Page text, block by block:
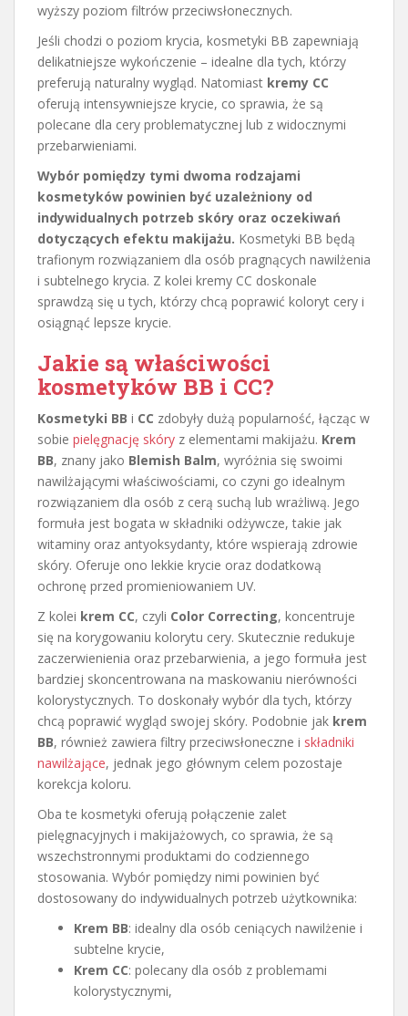
wyższy poziom filtrów przeciwsłonecznych.
Jeśli chodzi o poziom krycia, kosmetyki BB zapewniają
delikatniejsze wykończenie – idealne dla tych, którzy
preferują naturalny wygląd. Natomiast kremy CC
oferują intensywniejsze krycie, co sprawia, że są
polecane dla cery problematycznej lub z widocznymi
przebarwieniami.
Wybór pomiędzy tymi dwoma rodzajami
kosmetyków powinien być uzależniony od
indywidualnych potrzeb skóry oraz oczekiwań
dotyczących efektu makijażu. Kosmetyki BB będą
trafionym rozwiązaniem dla osób pragnących nawilżenia
i subtelnego krycia. Z kolei kremy CC doskonale
sprawdzą się u tych, którzy chcą poprawić koloryt cery i
osiągnąć lepsze krycie.
Jakie są właściwości
kosmetyków BB i CC?
Kosmetyki BB i CC zdobyły dużą popularność, łącząc w
sobie pielęgnację skóry z elementami makijażu. Krem
BB, znany jako Blemish Balm, wyróżnia się swoimi
nawilżającymi właściwościami, co czyni go idealnym
rozwiązaniem dla osób z cerą suchą lub wrażliwą. Jego
formuła jest bogata w składniki odżywcze, takie jak
witaminy oraz antyoksydanty, które wspierają zdrowie
skóry. Oferuje ono lekkie krycie oraz dodatkową
ochronę przed promieniowaniem UV.
Z kolei krem CC, czyli Color Correcting, koncentruje
się na korygowaniu kolorytu cery. Skutecznie redukuje
zaczerwienienia oraz przebarwienia, a jego formuła jest
bardziej skoncentrowana na maskowaniu nierówności
kolorystycznych. To doskonały wybór dla tych, którzy
chcą poprawić wygląd swojej skóry. Podobnie jak krem
BB, również zawiera filtry przeciwsłoneczne i składniki
nawilżające, jednak jego głównym celem pozostaje
korekcja koloru.
Oba te kosmetyki oferują połączenie zalet
pielęgnacyjnych i makijażowych, co sprawia, że są
wszechstronnymi produktami do codziennego
stosowania. Wybór pomiędzy nimi powinien być
dostosowany do indywidualnych potrzeb użytkownika:
Krem BB: idealny dla osób ceniących nawilżenie i
subtelne krycie,
Krem CC: polecany dla osób z problemami
kolorystycznymi,